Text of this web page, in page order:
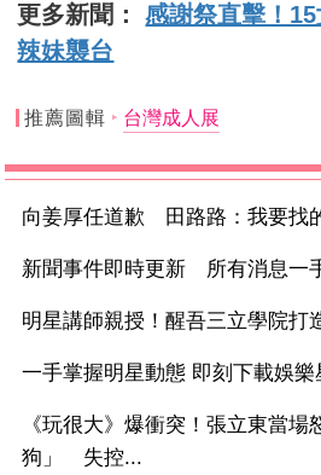
更多新聞：感謝祭直擊！
辣妹襲台
推薦圖輯 台灣成人展
向姜厚任道歉 田路路：我要找
新聞事件即時更新 所有消息一
明星講師親授！醒吾三立學院打
一手掌握明星動態 即刻下載娛樂
《玩很大》爆衝突！張立東當場
狗」 失控...